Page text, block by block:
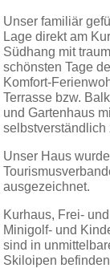
Unser familiär
Lage direkt am
Südhang mit
schönsten Tage
Komfort-
Terrasse bzw.
und Gartenhaus
selbstverständlich
Unser Haus
ausgezeichnet.
Kurhaus, Frei-
Minigolf- und
sind in
Skiloipen